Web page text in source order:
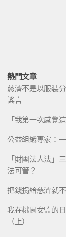
熱門文章
慈濟不是以服裝
謠言
「我第一次感覺
公益組織專家：
「財團法人法」
法可管？
把錢捐給慈濟就
我在桃園女監的
（上）